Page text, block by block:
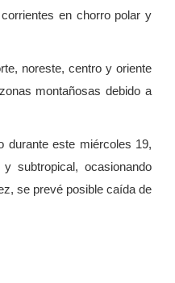
en chorro polar y
noreste, centro y oriente
montañosas debido a
durante este miércoles 19,
subtropical, ocasionando
se prevé posible caída de